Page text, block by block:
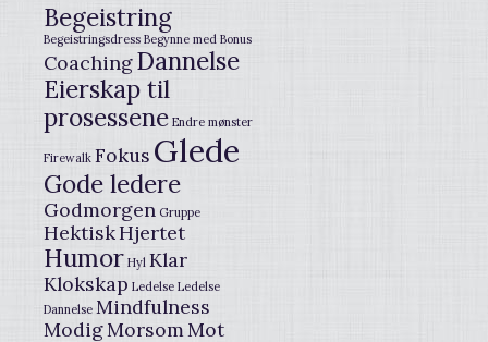
Begeistring
Begeistringsdress Begynne med Bonus
CoachingDannelse
Eierskap til
prosessene Endre mønster
Firewalk Fokus Glede
Gode ledere
Godmorgen Gruppe
HektiskHjertet
Humor Hyl Klar
Klokskap Ledelse Ledelse
Dannelse Mindfulness
ModigMorsomMot